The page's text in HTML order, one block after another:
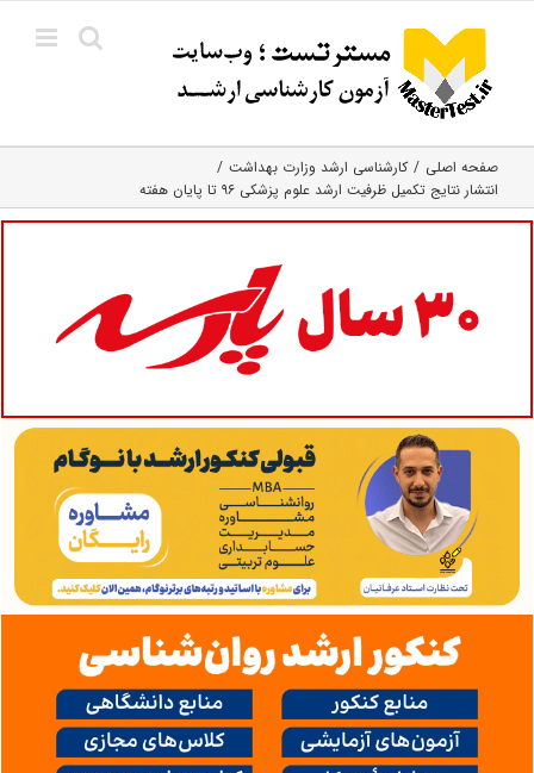
content
صفحه اصلی
کارشناسی ارشد وزارت بهداشت
انتشار نتایج تکمیل ظرفیت ارشد علوم پزشکی ۹۶ تا پایان هفته